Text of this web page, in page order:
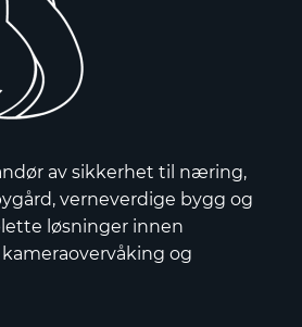
av sikkerhet til næring,
verneverdige bygg og
løsninger innen
og